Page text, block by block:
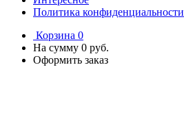
Политика конфиденциальности
Корзина 0
На сумму 0 руб.
Оформить заказ